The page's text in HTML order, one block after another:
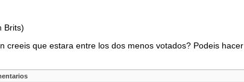
Brits)
creeis que estara entre los dos menos votados? Podeis hacer